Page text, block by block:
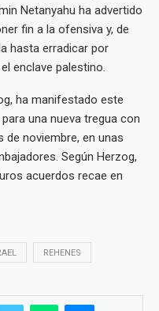
Netanyahu ha advertido
fin a la ofensiva y, de
hasta erradicar por
enclave palestino.
ha manifestado este
una nueva tregua con
noviembre, en unas
Según Herzog,
acuerdos recae en
REHENES